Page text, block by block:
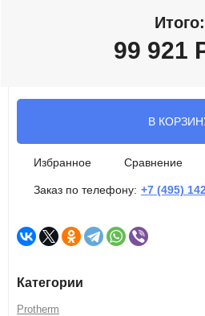
Итого:
99 921
В
Избранное Сравнение
Заказ по телефону: +7 (495)
Категории
Protherm